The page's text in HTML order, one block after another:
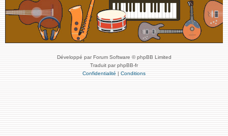
Développé par Forum Software © phpBB Limited
Traduit par phpBB-fr
Confidentialité | Conditions